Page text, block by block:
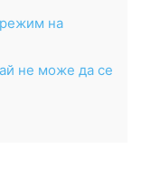
режим на
не може да се